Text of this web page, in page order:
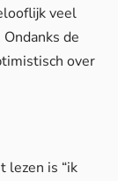
veel
de
over
lezen is “ik